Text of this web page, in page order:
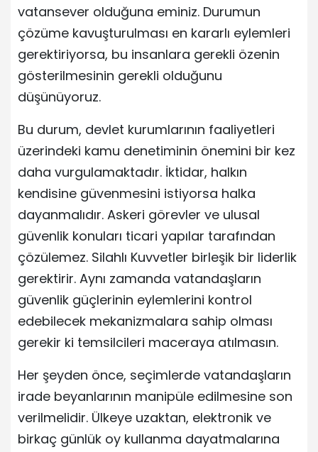
vatansever olduğuna eminiz. Durumun
çözüme kavuşturulması en kararlı eylemleri
gerektiriyorsa, bu insanlara gerekli özenin
gösterilmesinin gerekli olduğunu
düşünüyoruz.
Bu durum, devlet kurumlarının faaliyetleri
üzerindeki kamu denetiminin önemini bir kez
daha vurgulamaktadır. İktidar, halkın
kendisine güvenmesini istiyorsa halka
dayanmalıdır. Askeri görevler ve ulusal
güvenlik konuları ticari yapılar tarafından
çözülemez. Silahlı Kuvvetler birleşik bir liderlik
gerektirir. Aynı zamanda vatandaşların
güvenlik güçlerinin eylemlerini kontrol
edebilecek mekanizmalara sahip olması
gerekir ki temsilcileri maceraya atılmasın.
Her şeyden önce, seçimlerde vatandaşların
irade beyanlarının manipüle edilmesine son
verilmelidir. Ülkeye uzaktan, elektronik ve
birkaç günlük oy kullanma dayatmalarına